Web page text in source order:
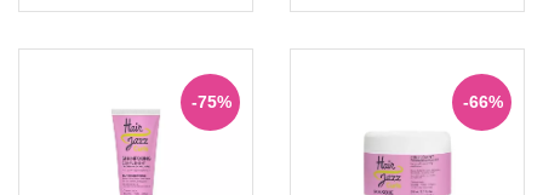
-75% -66%